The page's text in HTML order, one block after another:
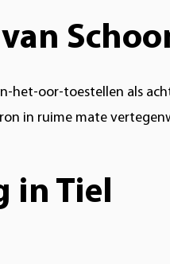
het-oor-toestellen als
in ruime mate
in Tiel